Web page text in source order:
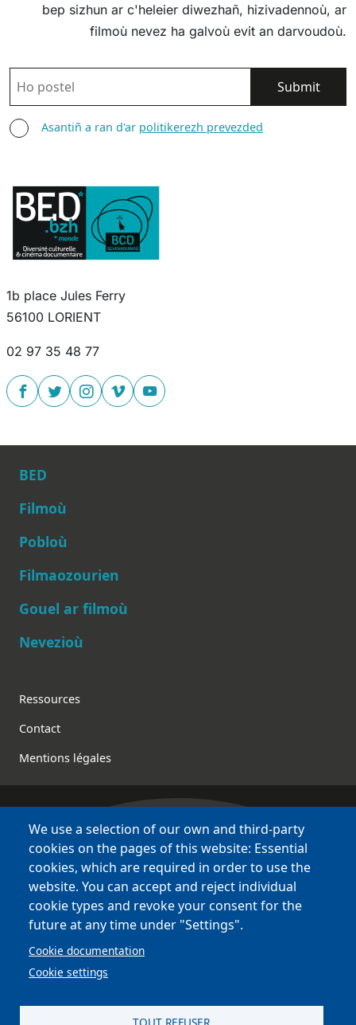
bep sizhun ar c'heleier diwezhañ, hizivadennoù, ar
filmoù nevez ha galvoù evit an darvoudoù.
POSTEL
ASANTIÑAsantiñ a ran d'ar politikerezh prevezded
1b place Jules Ferry
56100 LORIENT
02 97 35 48 77
Main navigation
BED
Filmoù
Pobloù
Filmaozourien
Gouel ar filmoù
Nevezioù
Footer
Ressources
Contact
Mentions légales
Bretagne Culture Diversité
des sites variés !
Sites
BCD
Bazhvalan
Bécédia
BED
PCI
We use a selection of our own and third-party
cookies on the pages of this website: Essential
cookies, which are required in order to use the
website. You can accept and reject individual
cookie types and revoke your consent for the
future at any time under "Settings".
Cookie documentation
Cookie settings
TOUT REFUSER